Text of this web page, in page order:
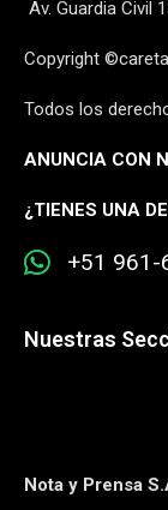
Av. Guardia Civil
Copyright
Todos los
ANUNCIA CON
¿TIENES UNA
+51 961-
Nuestras
Nota y Prensa